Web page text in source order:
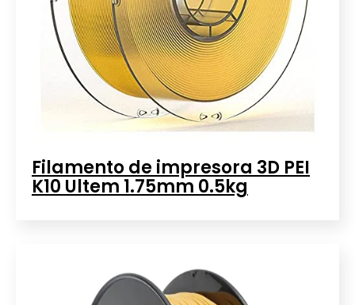
Filamento de impresora 3D PEI
K10 Ultem 1.75mm 0.5kg